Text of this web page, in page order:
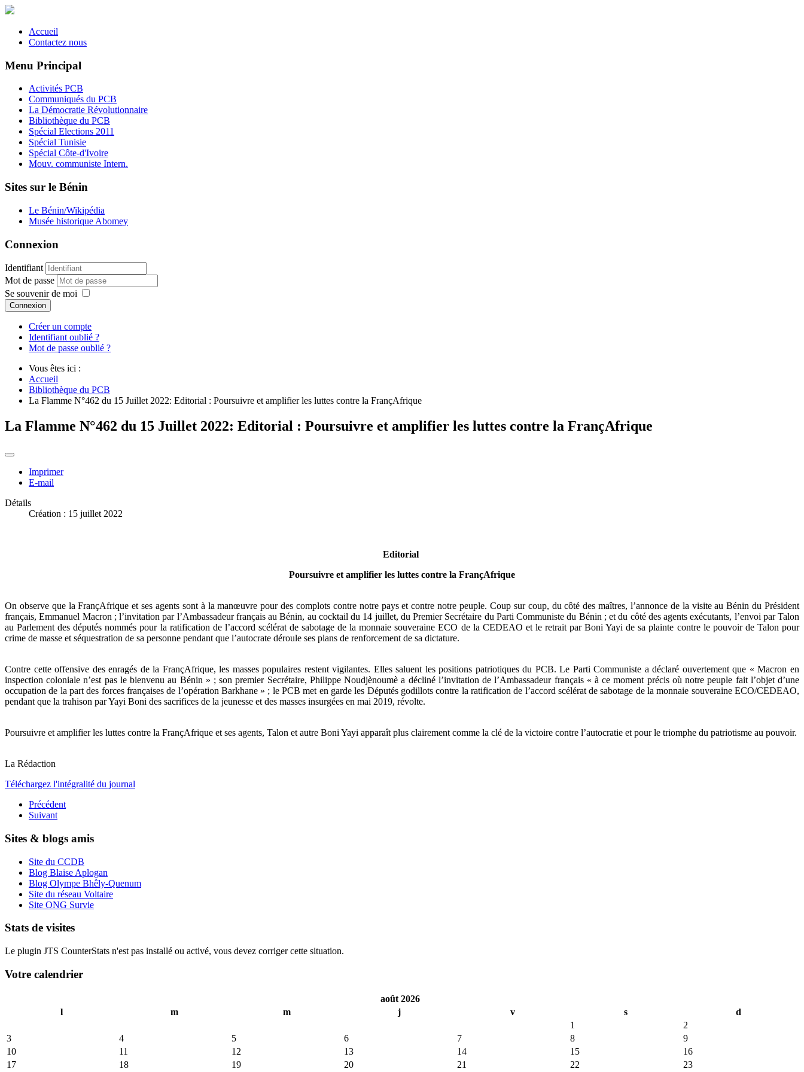
Accueil
Contactez nous
Menu Principal
Activités PCB
Communiqués du PCB
La Démocratie Révolutionnaire
Bibliothèque du PCB
Spécial Elections 2011
Spécial Tunisie
Spécial Côte-d'Ivoire
Mouv. communiste Intern.
Sites sur le Bénin
Le Bénin/Wikipédia
Musée historique Abomey
Connexion
Identifiant
Mot de passe
Se souvenir de moi
Connexion
Créer un compte
Identifiant oublié ?
Mot de passe oublié ?
Vous êtes ici :
Accueil
Bibliothèque du PCB
La Flamme N°462 du 15 Juillet 2022: Editorial : Poursuivre et amplifier les luttes contre la FrançAfrique
La Flamme N°462 du 15 Juillet 2022: Editorial : Poursuivre et amplifier les luttes contre la FrançAfrique
Imprimer
E-mail
Détails
Création : 15 juillet 2022
Editorial
Poursuivre et amplifier les luttes contre la FrançAfrique
On observe que la FrançAfrique et ses agents sont à la manœuvre pour des complots contre notre pays et contre notre peuple. Coup sur coup, du côté des maîtres, l’annonce de la visite au Bénin du Président
français, Emmanuel Macron ; l’invitation par l’Ambassadeur français au Bénin, au cocktail du 14 juillet, du Premier Secrétaire du Parti Communiste du Bénin ; et du côté des agents exécutants, l’envoi par Talon
au Parlement des députés nommés pour la ratification de l’accord scélérat de sabotage de la monnaie souveraine ECO de la CEDEAO et le retrait par Boni Yayi de sa plainte contre le pouvoir de Talon pour
crime de masse et séquestration de sa personne pendant que l’autocrate déroule ses plans de renforcement de sa dictature.
Contre cette offensive des enragés de la FrançAfrique, les masses populaires restent vigilantes. Elles saluent les positions patriotiques du PCB. Le Parti Communiste a déclaré ouvertement que « Macron en
inspection coloniale n’est pas le bienvenu au Bénin » ; son premier Secrétaire, Philippe Noudjènoumè a décliné l’invitation de l’Ambassadeur français « à ce moment précis où notre peuple fait l’objet d’une
occupation de la part des forces françaises de l’opération Barkhane » ; le PCB met en garde les Députés godillots contre la ratification de l’accord scélérat de sabotage de la monnaie souveraine ECO/CEDEAO,
pendant que la trahison par Yayi Boni des sacrifices de la jeunesse et des masses insurgées en mai 2019, révolte.
Poursuivre et amplifier les luttes contre la FrançAfrique et ses agents, Talon et autre Boni Yayi apparaît plus clairement comme la clé de la victoire contre l’autocratie et pour le triomphe du patriotisme au pouvoir.
La Rédaction
Téléchargez l'intégralité du journal
Précédent
Suivant
Sites & blogs amis
Site du CCDB
Blog Blaise Aplogan
Blog Olympe Bhêly-Quenum
Site du réseau Voltaire
Site ONG Survie
Stats de visites
Le plugin JTS CounterStats n'est pas installé ou activé, vous devez corriger cette situation.
Votre calendrier
août 2026
l
m m j v s
d
1
2
3
4 5 6 7 8
9
10
11 12 13 14 15
16
17
18 19 20 21 22 23